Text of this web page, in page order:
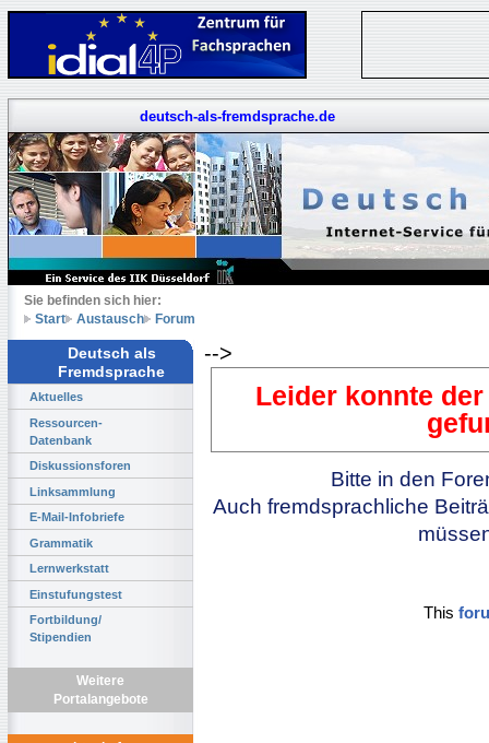
deutsch-als-fremdsprache.de
Sie befinden sich hier:
Start
Austausch Forum
Deutsch als
Fremdsprache
Aktuelles
Ressourcen-
Datenbank
Diskussionsforen
Linksammlung
E-Mail-Infobriefe
Grammatik
Lernwerkstatt
Einstufungstest
Fortbildung/
Stipendien
Weitere
Portalangebote
-->
Leider konnte
Bitte in den
Auch fremdsprachliche
This